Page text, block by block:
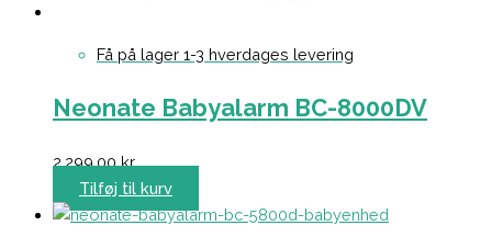
Få på lager 1-3 hverdages levering
Neonate Babyalarm BC-8000DV
2.299,00kr.
Tilføj til kurv